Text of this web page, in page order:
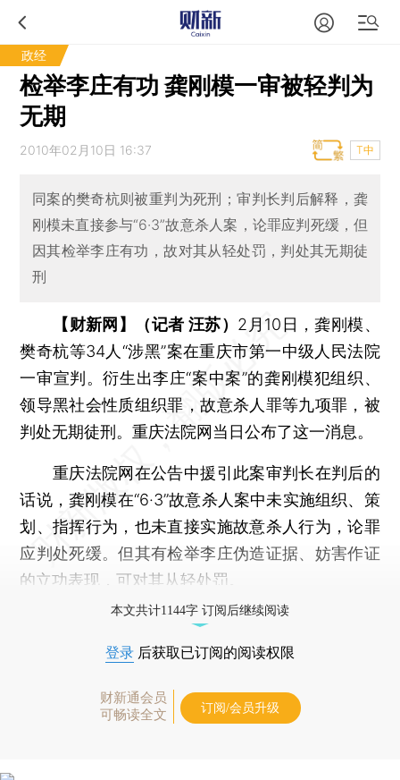
政经
检举李庄有功 龚刚模一审被轻判为
无期
2010年02月10日 16:37 T中
同案的樊奇杭则被重判为死刑；审判长判后解释，龚
刚模未直接参与“6·3”故意杀人案，论罪应判死缓，但
因其检举李庄有功，故对其从轻处罚，判处其无期徒
刑
【财新网】（记者 汪苏） 2月10日，龚刚模、
樊奇杭等34人“涉黑”案在重庆市第一中级人民法院
一审宣判。衍生出李庄“案中案”的龚刚模犯组织、
领导黑社会性质组织罪，故意杀人罪等九项罪，被
判处无期徒刑。重庆法院网当日公布了这一消息。
重庆法院网在公告中援引此案审判长在判后的
话说，龚刚模在“6·3”故意杀人案中未实施组织、策
划、指挥行为，也未直接实施故意杀人行为，论罪
应判处死缓。但其有检举李庄伪造证据、妨害作证
的立功表现，可对其从轻处罚。
本文共计1144字 订阅后继续阅读
登录 后获取已订阅的阅读权限
财新通会员
可畅读全文
订阅/会员升级